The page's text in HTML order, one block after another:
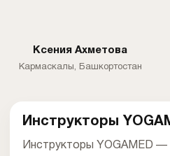
Ксения Ахметова
Кармаскалы, Башкортостан
Инструкторы
Инструкторы YOGAMED —